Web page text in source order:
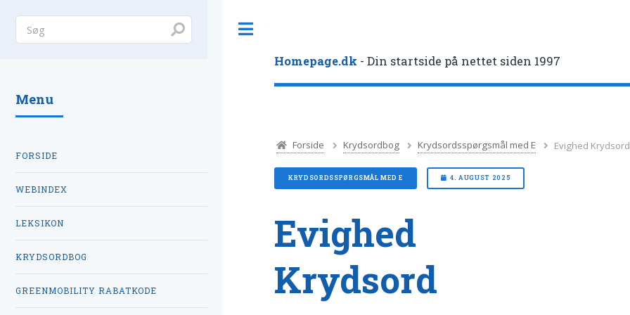
Homepage.dk - Din startside på nettet siden 1997
Forside Krydsordbog Krydsordsspørgsmål med E Evighed Krydsord
KRYDSORDSSPØRGSMÅL MED E 4. AUGUST 2025
Evighed
Krydsord
Menu
FORSIDE
WEBINDEX
LEKSIKON
KRYDSORDBOG
GREENMOBILITY RABATKODE